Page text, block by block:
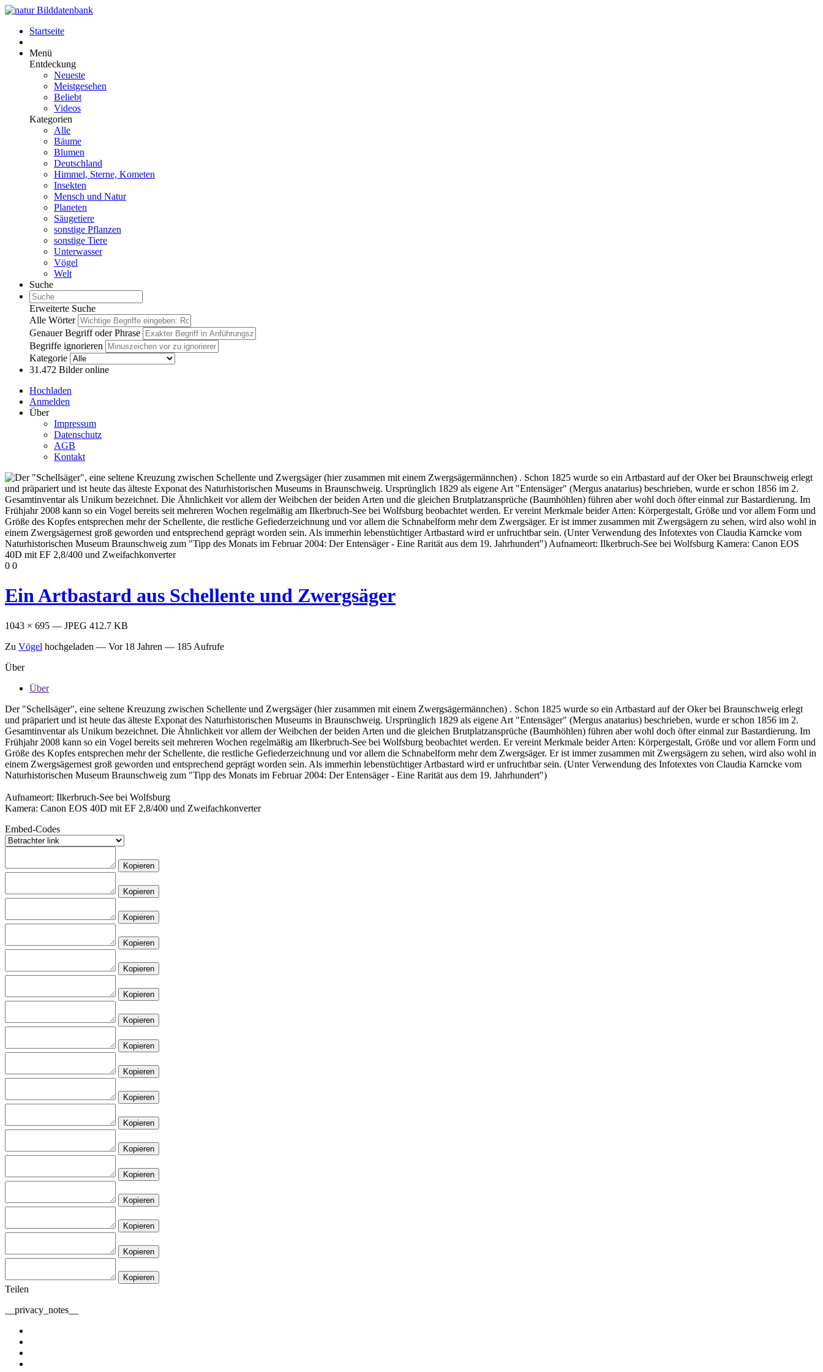
Startseite
Menü
Entdeckung
Neueste
Meistgesehen
Beliebt
Videos
Kategorien
Alle
Bäume
Blumen
Deutschland
Himmel, Sterne, Kometen
Insekten
Mensch und Natur
Planeten
Säugetiere
sonstige Pflanzen
sonstige Tiere
Unterwasser
Vögel
Welt
Suche
Erweiterte Suche
Alle Wörter
Genauer Begriff oder Phrase
Begriffe ignorieren
Kategorie
31.472 Bilder online
Hochladen
Anmelden
Über
Impressum
Datenschutz
AGB
Kontakt
0 0
Ein Artbastard aus Schellente und Zwergsäger
1043 × 695 — JPEG 412.7 KB
Zu Vögel hochgeladen — Vor 18 Jahren — 185 Aufrufe
Über
Über
Der "Schellsäger", eine seltene Kreuzung zwischen Schellente und Zwergsäger (hier zusammen mit einem Zwergsägermännchen) . Schon 1825 wurde so ein Artbastard auf der Oker bei Braunschweig erlegt
und präpariert und ist heute das älteste Exponat des Naturhistorischen Museums in Braunschweig. Ursprünglich 1829 als eigene Art "Entensäger" (Mergus anatarius) beschrieben, wurde er schon 1856 im 2.
Gesamtinventar als Unikum bezeichnet. Die Ähnlichkeit vor allem der Weibchen der beiden Arten und die gleichen Brutplatzansprüche (Baumhöhlen) führen aber wohl doch öfter einmal zur Bastardierung. Im
Frühjahr 2008 kann so ein Vogel bereits seit mehreren Wochen regelmäßig am Ilkerbruch-See bei Wolfsburg beobachtet werden. Er vereint Merkmale beider Arten: Körpergestalt, Größe und vor allem Form und
Größe des Kopfes entsprechen mehr der Schellente, die restliche Gefiederzeichnung und vor allem die Schnabelform mehr dem Zwergsäger. Er ist immer zusammen mit Zwergsägern zu sehen, wird also wohl in
einem Zwergsägernest groß geworden und entsprechend geprägt worden sein. Als immerhin lebenstüchtiger Artbastard wird er unfruchtbar sein. (Unter Verwendung des Infotextes von Claudia Karncke vom
Naturhistorischen Museum Braunschweig zum "Tipp des Monats im Februar 2004: Der Entensäger - Eine Rarität aus dem 19. Jahrhundert")
Aufnameort: Ilkerbruch-See bei Wolfsburg
Kamera: Canon EOS 40D mit EF 2,8/400 und Zweifachkonverter
Embed-Codes
Kopieren
Kopieren
Kopieren
Kopieren
Kopieren
Kopieren
Kopieren
Kopieren
Kopieren
Kopieren
Kopieren
Kopieren
Kopieren
Kopieren
Kopieren
Kopieren
Kopieren
Teilen
__privacy_notes__